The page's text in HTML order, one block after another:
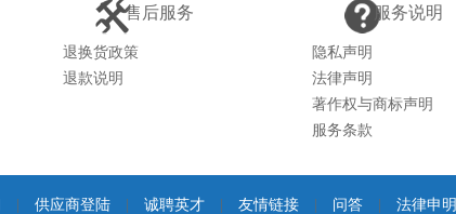
售后服务
退换货政策
退款说明
服务说明
隐私声明
法律声明
著作权与商标声明
服务条款
供应商登陆 诚聘英才 友情链接 问答 法律申明